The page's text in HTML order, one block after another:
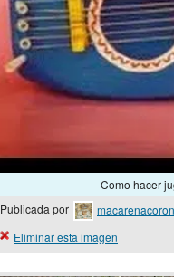
Como hacer
Publicada por
Eliminar esta imagen